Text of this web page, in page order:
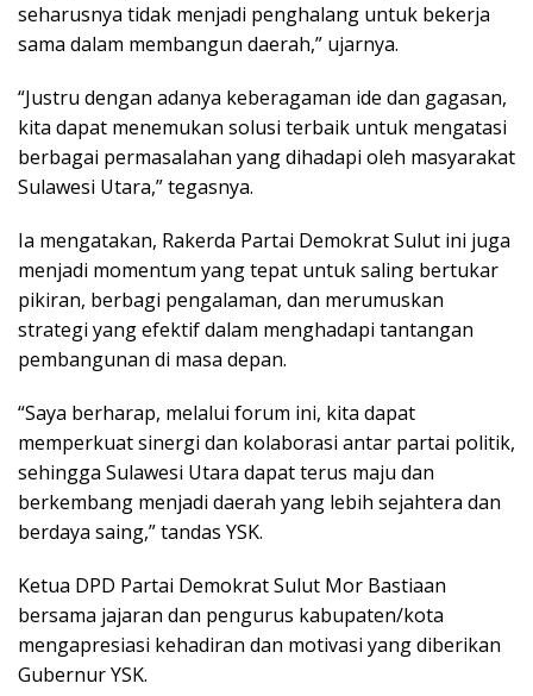
seharusnya tidak menjadi penghalang untuk bekerja
sama dalam membangun daerah,” ujarnya.
“Justru dengan adanya keberagaman ide dan gagasan,
kita dapat menemukan solusi terbaik untuk mengatasi
berbagai permasalahan yang dihadapi oleh masyarakat
Sulawesi Utara,” tegasnya.
Ia mengatakan, Rakerda Partai Demokrat Sulut ini juga
menjadi momentum yang tepat untuk saling bertukar
pikiran, berbagi pengalaman, dan merumuskan
strategi yang efektif dalam menghadapi tantangan
pembangunan di masa depan.
“Saya berharap, melalui forum ini, kita dapat
memperkuat sinergi dan kolaborasi antar partai politik,
sehingga Sulawesi Utara dapat terus maju dan
berkembang menjadi daerah yang lebih sejahtera dan
berdaya saing,” tandas YSK.
Ketua DPD Partai Demokrat Sulut Mor Bastiaan
bersama jajaran dan pengurus kabupaten/kota
mengapresiasi kehadiran dan motivasi yang diberikan
Gubernur YSK.